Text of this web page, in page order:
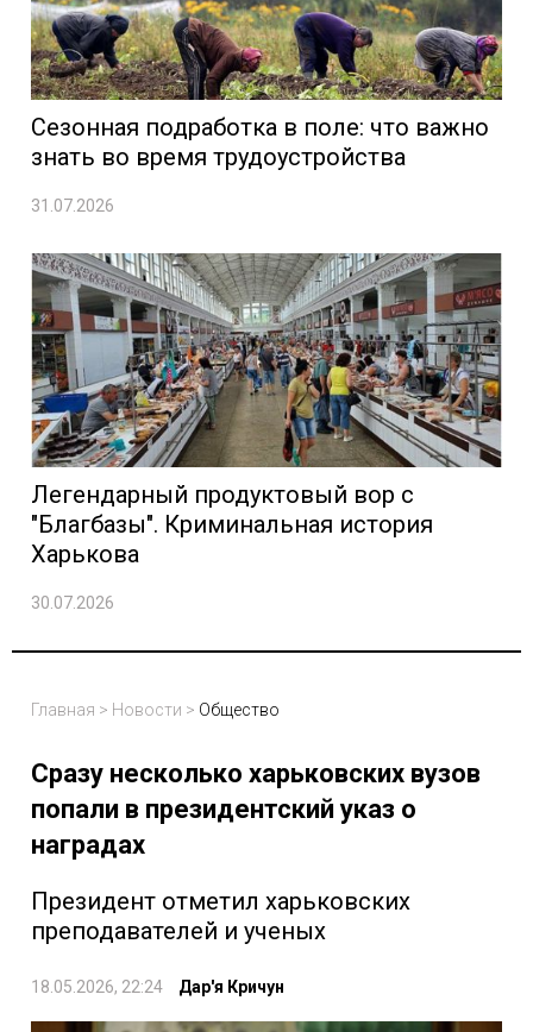
Сезонная подработка в поле: что важно
знать во время трудоустройства
31.07.2026
Легендарный продуктовый вор с
"Благбазы". Криминальная история
Харькова
30.07.2026
Главная > Новости > Общество
Сразу несколько харьковских вузов
попали в президентский указ о
наградах
Президент отметил харьковских
преподавателей и ученых
18.05.2026, 22:24 Дар'я Кричун